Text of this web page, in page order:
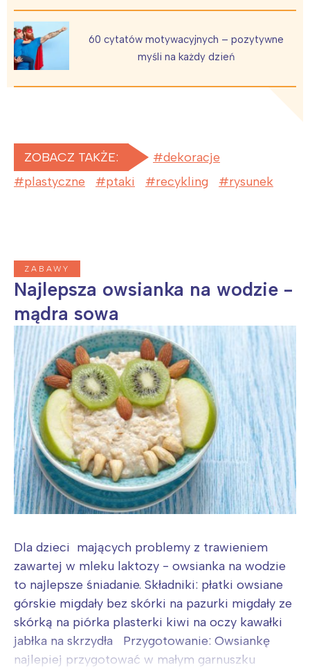
60 cytatów motywacyjnych – pozytywne
myśli na każdy dzień
ZOBACZ TAKŻE:
dekoracje
plastyczne
ptaki recykling rysunek
ZABAWY
Najlepsza owsianka na wodzie -
mądra sowa
Dla dzieci mających problemy z trawieniem
zawartej w mleku laktozy - owsianka na wodzie
to najlepsze śniadanie. Składniki: płatki owsiane
górskie migdały bez skórki na pazurki migdały ze
skórką na piórka plasterki kiwi na oczy kawałki
jabłka na skrzydła Przygotowanie: Owsiankę
najlepiej przygotować w małym garnuszku